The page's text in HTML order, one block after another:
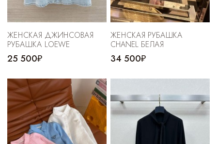
ЖЕНСКАЯ ДЖИНСОВАЯ
РУБАШКА LOEWE
25 500₽
ЖЕНСКАЯ РУБАШКА
CHANEL БЕЛАЯ
34 500₽